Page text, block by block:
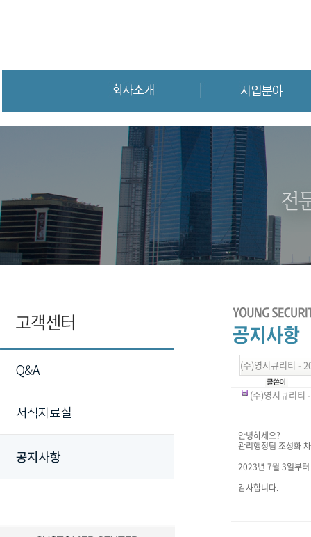
(주)영시큐리티 -
(주)영시큐리티
안녕하세요?
관리행정팀 조성화
2023년 7월 3일부
감사합니다.